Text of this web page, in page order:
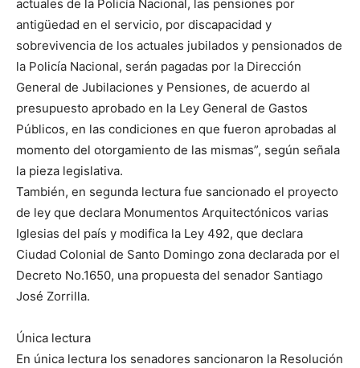
actuales de la Policía Nacional, las pensiones por
antigüedad en el servicio, por discapacidad y
sobrevivencia de los actuales jubilados y pensionados de
la Policía Nacional, serán pagadas por la Dirección
General de Jubilaciones y Pensiones, de acuerdo al
presupuesto aprobado en la Ley General de Gastos
Públicos, en las condiciones en que fueron aprobadas al
momento del otorgamiento de las mismas”, según señala
la pieza legislativa.
También, en segunda lectura fue sancionado el proyecto
de ley que declara Monumentos Arquitectónicos varias
Iglesias del país y modifica la Ley 492, que declara
Ciudad Colonial de Santo Domingo zona declarada por el
Decreto No.1650, una propuesta del senador Santiago
José Zorrilla.
Única lectura
En única lectura los senadores sancionaron la Resolución